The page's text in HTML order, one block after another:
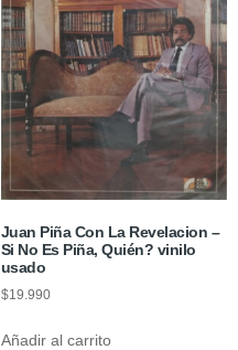
Juan Piña Con La Revelacion –
Si No Es Piña, Quién? vinilo
usado
$19.990
Añadir al carrito